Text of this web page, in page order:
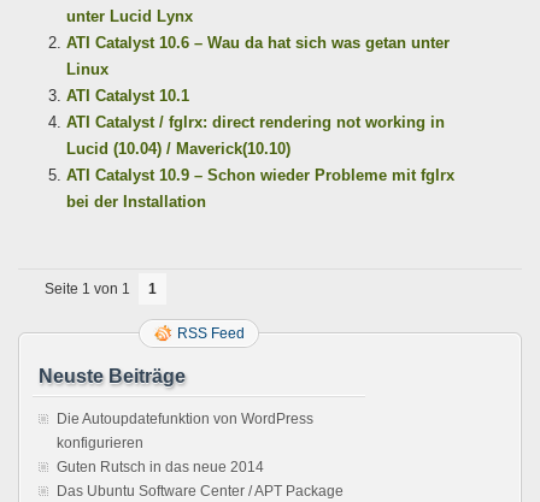
unter Lucid Lynx
ATI Catalyst 10.6 – Wau da hat sich was getan unter
Linux
ATI Catalyst 10.1
ATI Catalyst / fglrx: direct rendering not working in
Lucid (10.04) / Maverick(10.10)
ATI Catalyst 10.9 – Schon wieder Probleme mit fglrx
bei der Installation
Seite 1 von 1 1
RSS Feed
Neuste Beiträge
Die Autoupdatefunktion von WordPress
konfigurieren
Guten Rutsch in das neue 2014
Das Ubuntu Software Center / APT Package